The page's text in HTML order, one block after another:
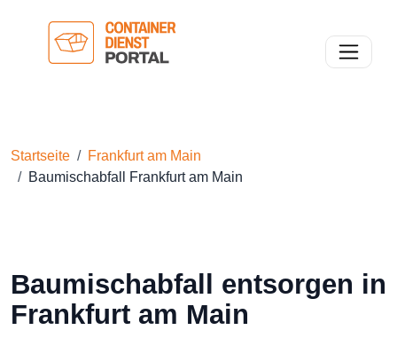
Toggle
Startseite
Frankfurt am Main
Baumischabfall Frankfurt am Main
Baumischabfall entsorgen in
Frankfurt am Main